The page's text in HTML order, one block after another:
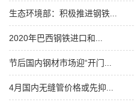
生态环境部：积极推进钢铁...
2020年巴西钢铁进口和...
节后国内钢材市场迎“开门...
4月国内无缝管价格或先抑...